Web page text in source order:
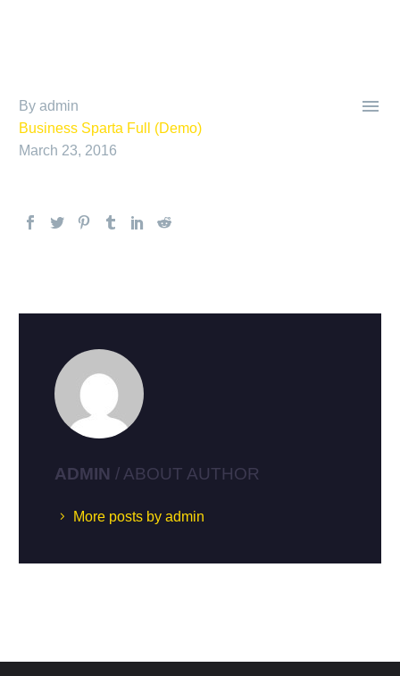

By admin
Business Sparta Full (Demo)
March 23, 2016
ADMIN / ABOUT AUTHOR
More posts by admin